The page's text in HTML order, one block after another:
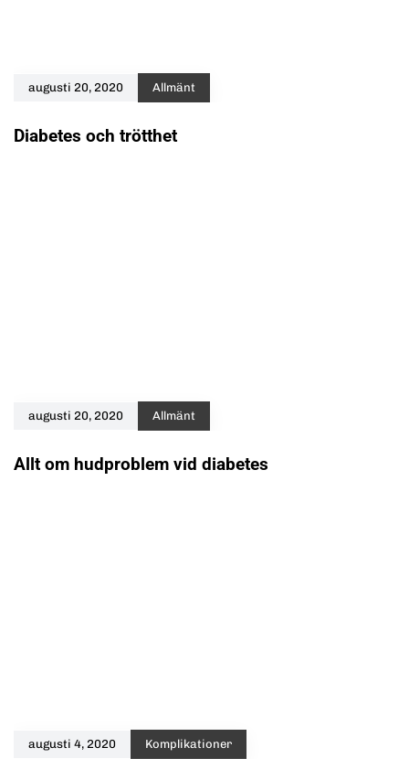
augusti 20, 2020 Allmänt
Diabetes och trötthet
augusti 20, 2020 Allmänt
Allt om hudproblem vid diabetes
augusti 4, 2020 Komplikationer